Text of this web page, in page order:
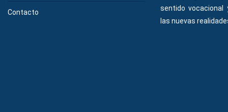
Contacto
sentido
las nuevas